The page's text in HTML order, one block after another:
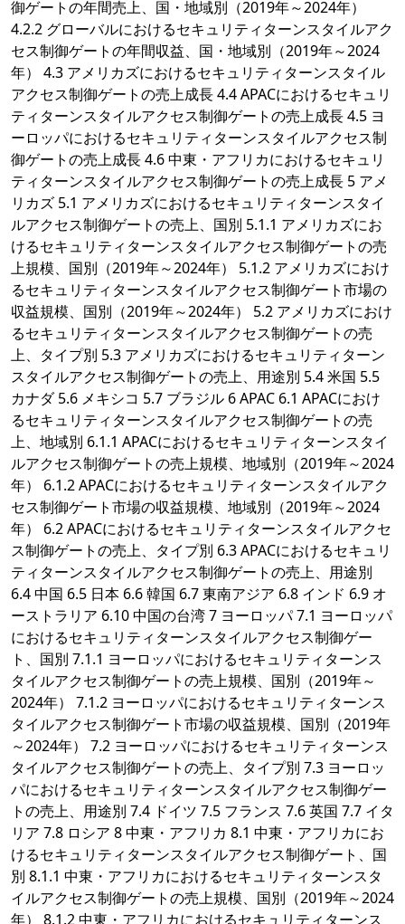
御ゲートの年間売上、国・地域別（2019年～2024年）
4.2.2 グローバルにおけるセキュリティターンスタイルアク
セス制御ゲートの年間収益、国・地域別（2019年～2024
年） 4.3 アメリカズにおけるセキュリティターンスタイル
アクセス制御ゲートの売上成長 4.4 APACにおけるセキュリ
ティターンスタイルアクセス制御ゲートの売上成長 4.5 ヨ
ーロッパにおけるセキュリティターンスタイルアクセス制
御ゲートの売上成長 4.6 中東・アフリカにおけるセキュリ
ティターンスタイルアクセス制御ゲートの売上成長 5 アメ
リカズ 5.1 アメリカズにおけるセキュリティターンスタイ
ルアクセス制御ゲートの売上、国別 5.1.1 アメリカズにお
けるセキュリティターンスタイルアクセス制御ゲートの売
上規模、国別（2019年～2024年） 5.1.2 アメリカズにおけ
るセキュリティターンスタイルアクセス制御ゲート市場の
収益規模、国別（2019年～2024年） 5.2 アメリカズにおけ
るセキュリティターンスタイルアクセス制御ゲートの売
上、タイプ別 5.3 アメリカズにおけるセキュリティターン
スタイルアクセス制御ゲートの売上、用途別 5.4 米国 5.5
カナダ 5.6 メキシコ 5.7 ブラジル 6 APAC 6.1 APACにおけ
るセキュリティターンスタイルアクセス制御ゲートの売
上、地域別 6.1.1 APACにおけるセキュリティターンスタイ
ルアクセス制御ゲートの売上規模、地域別（2019年～2024
年） 6.1.2 APACにおけるセキュリティターンスタイルアク
セス制御ゲート市場の収益規模、地域別（2019年～2024
年） 6.2 APACにおけるセキュリティターンスタイルアクセ
ス制御ゲートの売上、タイプ別 6.3 APACにおけるセキュリ
ティターンスタイルアクセス制御ゲートの売上、用途別
6.4 中国 6.5 日本 6.6 韓国 6.7 東南アジア 6.8 インド 6.9 オ
ーストラリア 6.10 中国の台湾 7 ヨーロッパ 7.1 ヨーロッパ
におけるセキュリティターンスタイルアクセス制御ゲー
ト、国別 7.1.1 ヨーロッパにおけるセキュリティターンス
タイルアクセス制御ゲートの売上規模、国別（2019年～
2024年） 7.1.2 ヨーロッパにおけるセキュリティターンス
タイルアクセス制御ゲート市場の収益規模、国別（2019年
～2024年） 7.2 ヨーロッパにおけるセキュリティターンス
タイルアクセス制御ゲートの売上、タイプ別 7.3 ヨーロッ
パにおけるセキュリティターンスタイルアクセス制御ゲー
トの売上、用途別 7.4 ドイツ 7.5 フランス 7.6 英国 7.7 イタ
リア 7.8 ロシア 8 中東・アフリカ 8.1 中東・アフリカにお
けるセキュリティターンスタイルアクセス制御ゲート、国
別 8.1.1 中東・アフリカにおけるセキュリティターンスタ
イルアクセス制御ゲートの売上規模、国別（2019年～2024
年） 8.1.2 中東・アフリカにおけるセキュリティターンス